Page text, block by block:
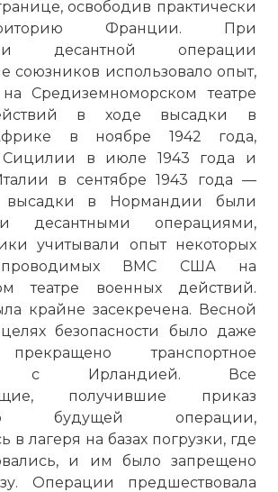
освободив практически
Франции. При
десантной операции
союзников использовало опыт,
Средиземноморском театре
в ходе высадки в
в ноябре 1942 года,
в июле 1943 года и
в сентябре 1943 года —
высадки в Нормандии были
десантными операциями,
учитывали опыт некоторых
проводимых ВМС США на
театре военных действий.
крайне засекречена. Весной
безопасности было даже
транспортное
с Ирландией. Все
получившие приказ
будущей операции,
в лагеря на базах погрузки, где
и им было запрещено
Операции предшествовала